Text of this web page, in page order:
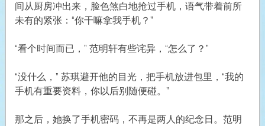
间从厨房冲出来，脸色煞白地抢过手机，语气带着前所
未有的紧张：“你干嘛拿我手机？”
“看个时间而已，” 范明轩有些诧异，“怎么了？”
“没什么，” 苏琪避开他的目光，把手机放进包里，“我的
手机有重要资料，你以后别随便碰。”
那之后，她换了手机密码，不再是两人的纪念日。范明